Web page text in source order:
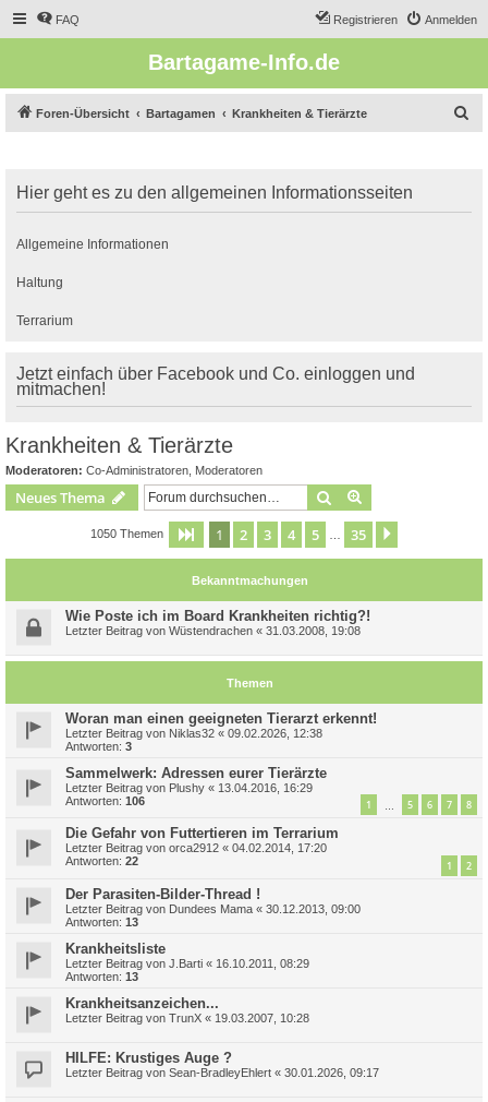
FAQ Anmelden
Registrieren
Bartagame-Info.de
Foren-Übersicht Bartagamen Krankheiten & Tierärzte
e
Hier geht es zu den allgemeinen Informationsseiten
Allgemeine Informationen
Haltung
Terrarium
Jetzt einfach über Facebook und Co. einloggen und
mitmachen!
Krankheiten & Tierärzte
Moderatoren: Co-Administratoren Moderatoren
Neues Thema Suche
1050 Themen Seite 1von 35
1 2 3 4 5 35
Bekanntmachungen
Wie Poste ich im Board Krankheiten richtig?!
Letzter Beitrag von Wüstendrachen « 31.03.2008, 19:08
Themen
Woran man einen geeigneten Tierarzt erkennt!
Letzter Beitrag von Niklas32 « 09.02.2026, 12:38
Antworten: 3
Sammelwerk: Adressen eurer Tierärzte
Letzter Beitrag von Plushy « 13.04.2016, 16:29
Antworten: 106 1 5 6 7 8
Die Gefahr von Futtertieren im Terrarium
Letzter Beitrag von orca2912 « 04.02.2014, 17:20
Antworten: 22 1 2
Der Parasiten-Bilder-Thread !
Letzter Beitrag von Dundees Mama « 30.12.2013, 09:00
Antworten: 13
Krankheitsliste
Letzter Beitrag von J.Barti « 16.10.2011, 08:29
Antworten: 13
Krankheitsanzeichen...
Letzter Beitrag von TrunX « 19.03.2007, 10:28
HILFE: Krustiges Auge ?
Letzter Beitrag von Sean-BradleyEhlert « 30.01.2026, 09:17